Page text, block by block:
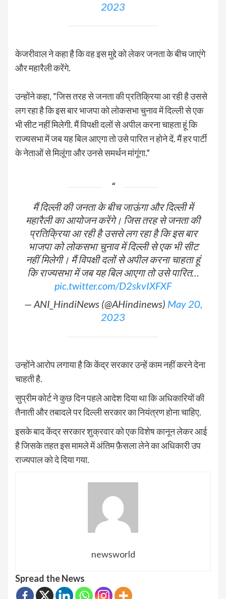
2023
केजरीवाल ने कहा है कि वह इस मुद्दे को लेकर जनता के बीच जाएंगे
और महारैली करेंगे.
उन्होंने कहा, “जिस तरह से जनता की प्रतिक्रिया आ रही है उससे
लग रहा है कि इस बार भाजपा को लोकसभा चुनाव में दिल्ली से एक
भी सीट नहीं मिलेगी. मैं विपक्षी दलों से अपील करना चाहता हूं कि
राज्यसभा में जब यह बिल आएगा तो उसे पारित न होने दें. मैं हर पार्टी
के नेताओं से मिलूंगा और उनसे समर्थन मांगूंगा.”
मैं दिल्ली की जनता के बीच जाऊंगा और दिल्ली में
महारैली का आयोजन करेंगे। जिस तरह से जनता की
प्रतिक्रिया आ रही है उससे लग रहा है कि इस बार
भाजपा को लोकसभा चुनाव में दिल्ली से एक भी सीट
नहीं मिलेगी। मैं विपक्षी दलों से अपील करना चाहता हूं
कि राज्यसभा में जब यह बिल आएगा तो उसे पारित…
pic.twitter.com/D2skvIXFXF
— ANI_HindiNews (@AHindinews) May 20,
2023
उन्होंने आरोप लगाया है कि केंद्र सरकार उन्हें काम नहीं करने देना
चाहती है.
सुप्रीम कोर्ट ने कुछ दिन पहले आदेश दिया था कि अधिकारियों की
तैनाती और तबादले पर दिल्ली सरकार का नियंत्रण होना चाहिए.
इसके बाद केंद्र सरकार शुक्रवार को एक विशेष कानून लेकर आई
है जिसके तहत इस मामले में अंतिम फ़ैसला लेने का अधिकारी उप
राज्यपाल को दे दिया गया.
newsworld
Spread the News